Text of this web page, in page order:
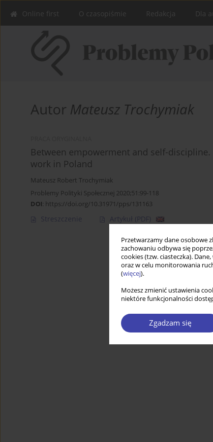
Przetwarzamy dane osobowe
zachowaniu odbywa się
cookies (tzw. ciasteczka).
oraz w celu monitorowania
(więcej).
Możesz zmienić ustawienia
niektóre funkcjonalności
Zgadzam się
Online first O czasopiśmie Redakcja Dla
Autor Mateusz Trochymiak
Between empowerment and self-
work in Poland
Mateusz Robert Trochymiak
Problemy Polityki Społecznej 2020;51:99-118
DOI: https://doi.org/10.31971/pps/131163
Streszczenie Artykuł (PDF)